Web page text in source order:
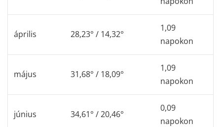
április 28,23° / 14,32°
1,09
napokon
május 31,68° / 18,09°
1,09
napokon
június 34,61° / 20,46°
0,09
napokon